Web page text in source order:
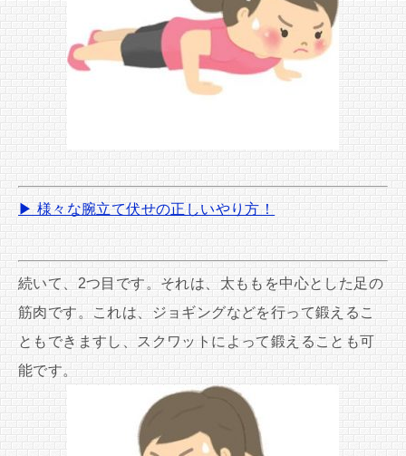
▶ 様々な腕立て伏せの正しいやり方！
続いて、2つ目です。それは、太ももを中心とした足の
筋肉です。これは、ジョギングなどを行って鍛えるこ
ともできますし、スクワットによって鍛えることも可
能です。